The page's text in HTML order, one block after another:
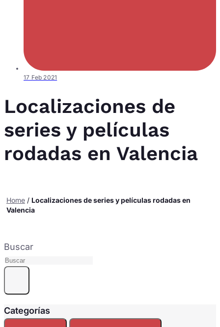
17 Feb 2021
Localizaciones de
series y películas
rodadas en Valencia
Home / Localizaciones de series y películas rodadas en
Valencia
Buscar
Categorías